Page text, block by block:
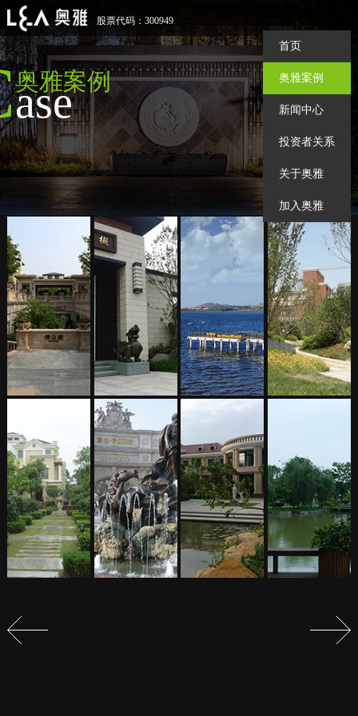
股票代码：300949
首页
奥雅案例
新闻中心
投资者关系
关于奥雅
加入奥雅
奥雅案例
ase